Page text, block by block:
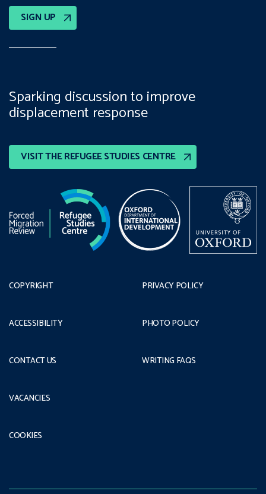
SIGN UP
VISIT THE REFUGEE STUDIES CENTRE
Sparking discussion to improve
displacement response
COPYRIGHT
ACCESSIBILITY
CONTACT US
PRIVACY POLICY
PHOTO POLICY
WRITING FAQS
VACANCIES
COOKIES